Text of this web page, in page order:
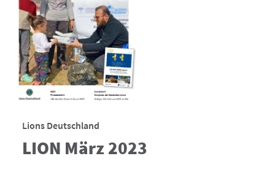
Lions Deutschland
LION März 2023